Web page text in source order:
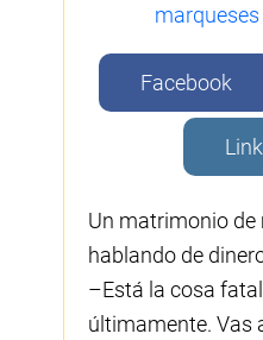
Facebook
Un matrimonio de
hablando de
–Está la cosa
últimamente. Vas